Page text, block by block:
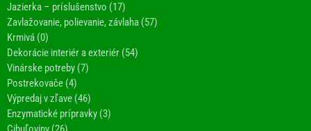
Jazierka – príslušenstvo (17)
Zavlažovanie, polievanie, závlaha (57)
Krmivá (0)
Dekorácie interiér a exteriér (54)
Vinárske potreby (7)
Postrekovače (4)
Výpredaj v zľave (46)
Enzymatické prípravky (3)